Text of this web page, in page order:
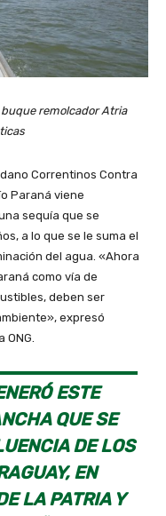
remolcador Atria
Correntinos Contra
Paraná viene
sequía que se
a lo que se le suma el
del agua. «Ahora
como vía de
deben ser
expresó
ONG.
ESTE
QUE SE
DE LOS
EN
LA PATRIA Y